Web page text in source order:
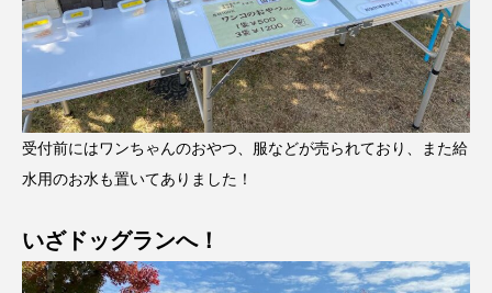
受付前にはワンちゃんのおやつ、服などが売られており、また給
水用のお水も置いてありました！
いざドッグランへ！